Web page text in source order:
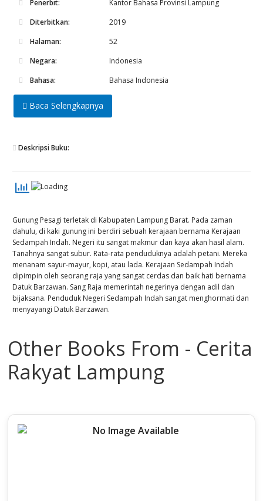
Penerbit:
Kantor Bahasa Provinsi Lampung
Diterbitkan:
2019
Halaman:
52
Negara:
Indonesia
Bahasa:
Bahasa Indonesia
Baca Selengkapnya
Deskripsi Buku:
Gunung Pesagi terletak di Kabupaten Lampung Barat. Pada zaman
dahulu, di kaki gunung ini berdiri sebuah kerajaan bernama Kerajaan
Sedampah Indah. Negeri itu sangat makmur dan kaya akan hasil alam.
Tanahnya sangat subur. Rata-rata penduduknya adalah petani. Mereka
menanam sayur-mayur, kopi, atau lada. Kerajaan Sedampah Indah
dipimpin oleh seorang raja yang sangat cerdas dan baik hati bernama
Datuk Barzawan. Sang Raja memerintah negerinya dengan adil dan
bijaksana. Penduduk Negeri Sedampah Indah sangat menghormati dan
menyayangi Datuk Barzawan.
Other Books From - Cerita
Rakyat Lampung